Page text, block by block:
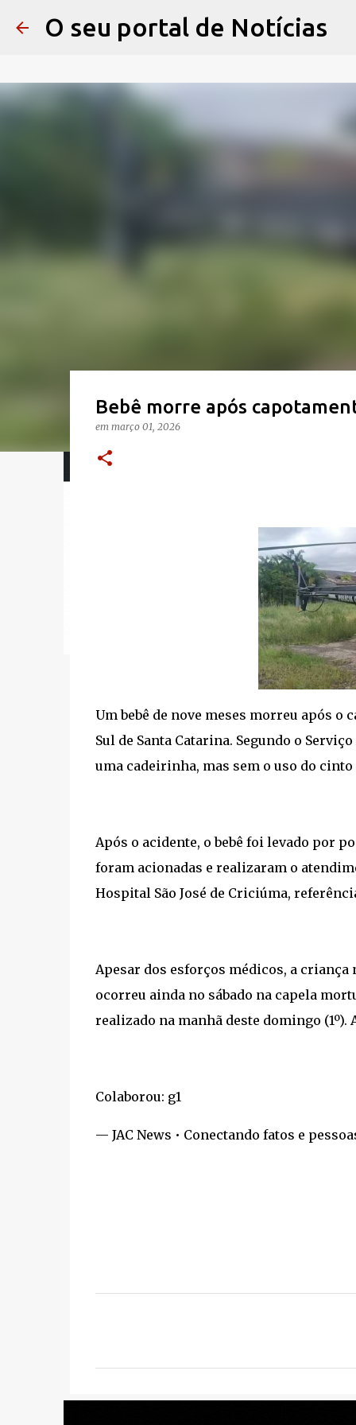
O seu portal de Notícias
Bebê morre após
em março 01, 2026
Um bebê de nove meses morreu após
Sul de Santa Catarina. Segundo o
uma cadeirinha, mas sem o uso do cinto
Após o acidente, o bebê foi levado por
foram acionadas e realizaram o
Hospital São José de Criciúma,
Apesar dos esforços médicos, a
ocorreu ainda no sábado na capela
realizado na manhã deste domingo
Colaborou: g1
— JAC News • Conectando fatos e